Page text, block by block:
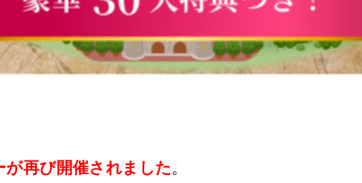
再び開催されました。